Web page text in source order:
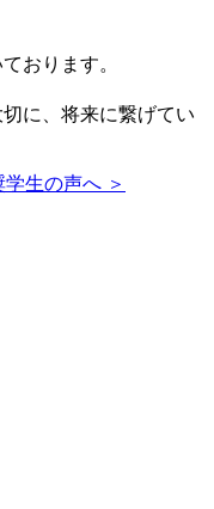
おります。
に、将来に繋げてい
学生の声へ ＞